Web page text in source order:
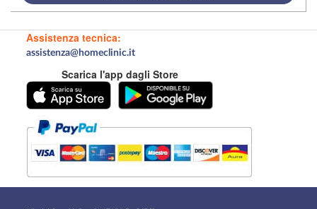
Assistenza tecnica:
assistenza@homeclinic.it
Scarica l'app dagli Store